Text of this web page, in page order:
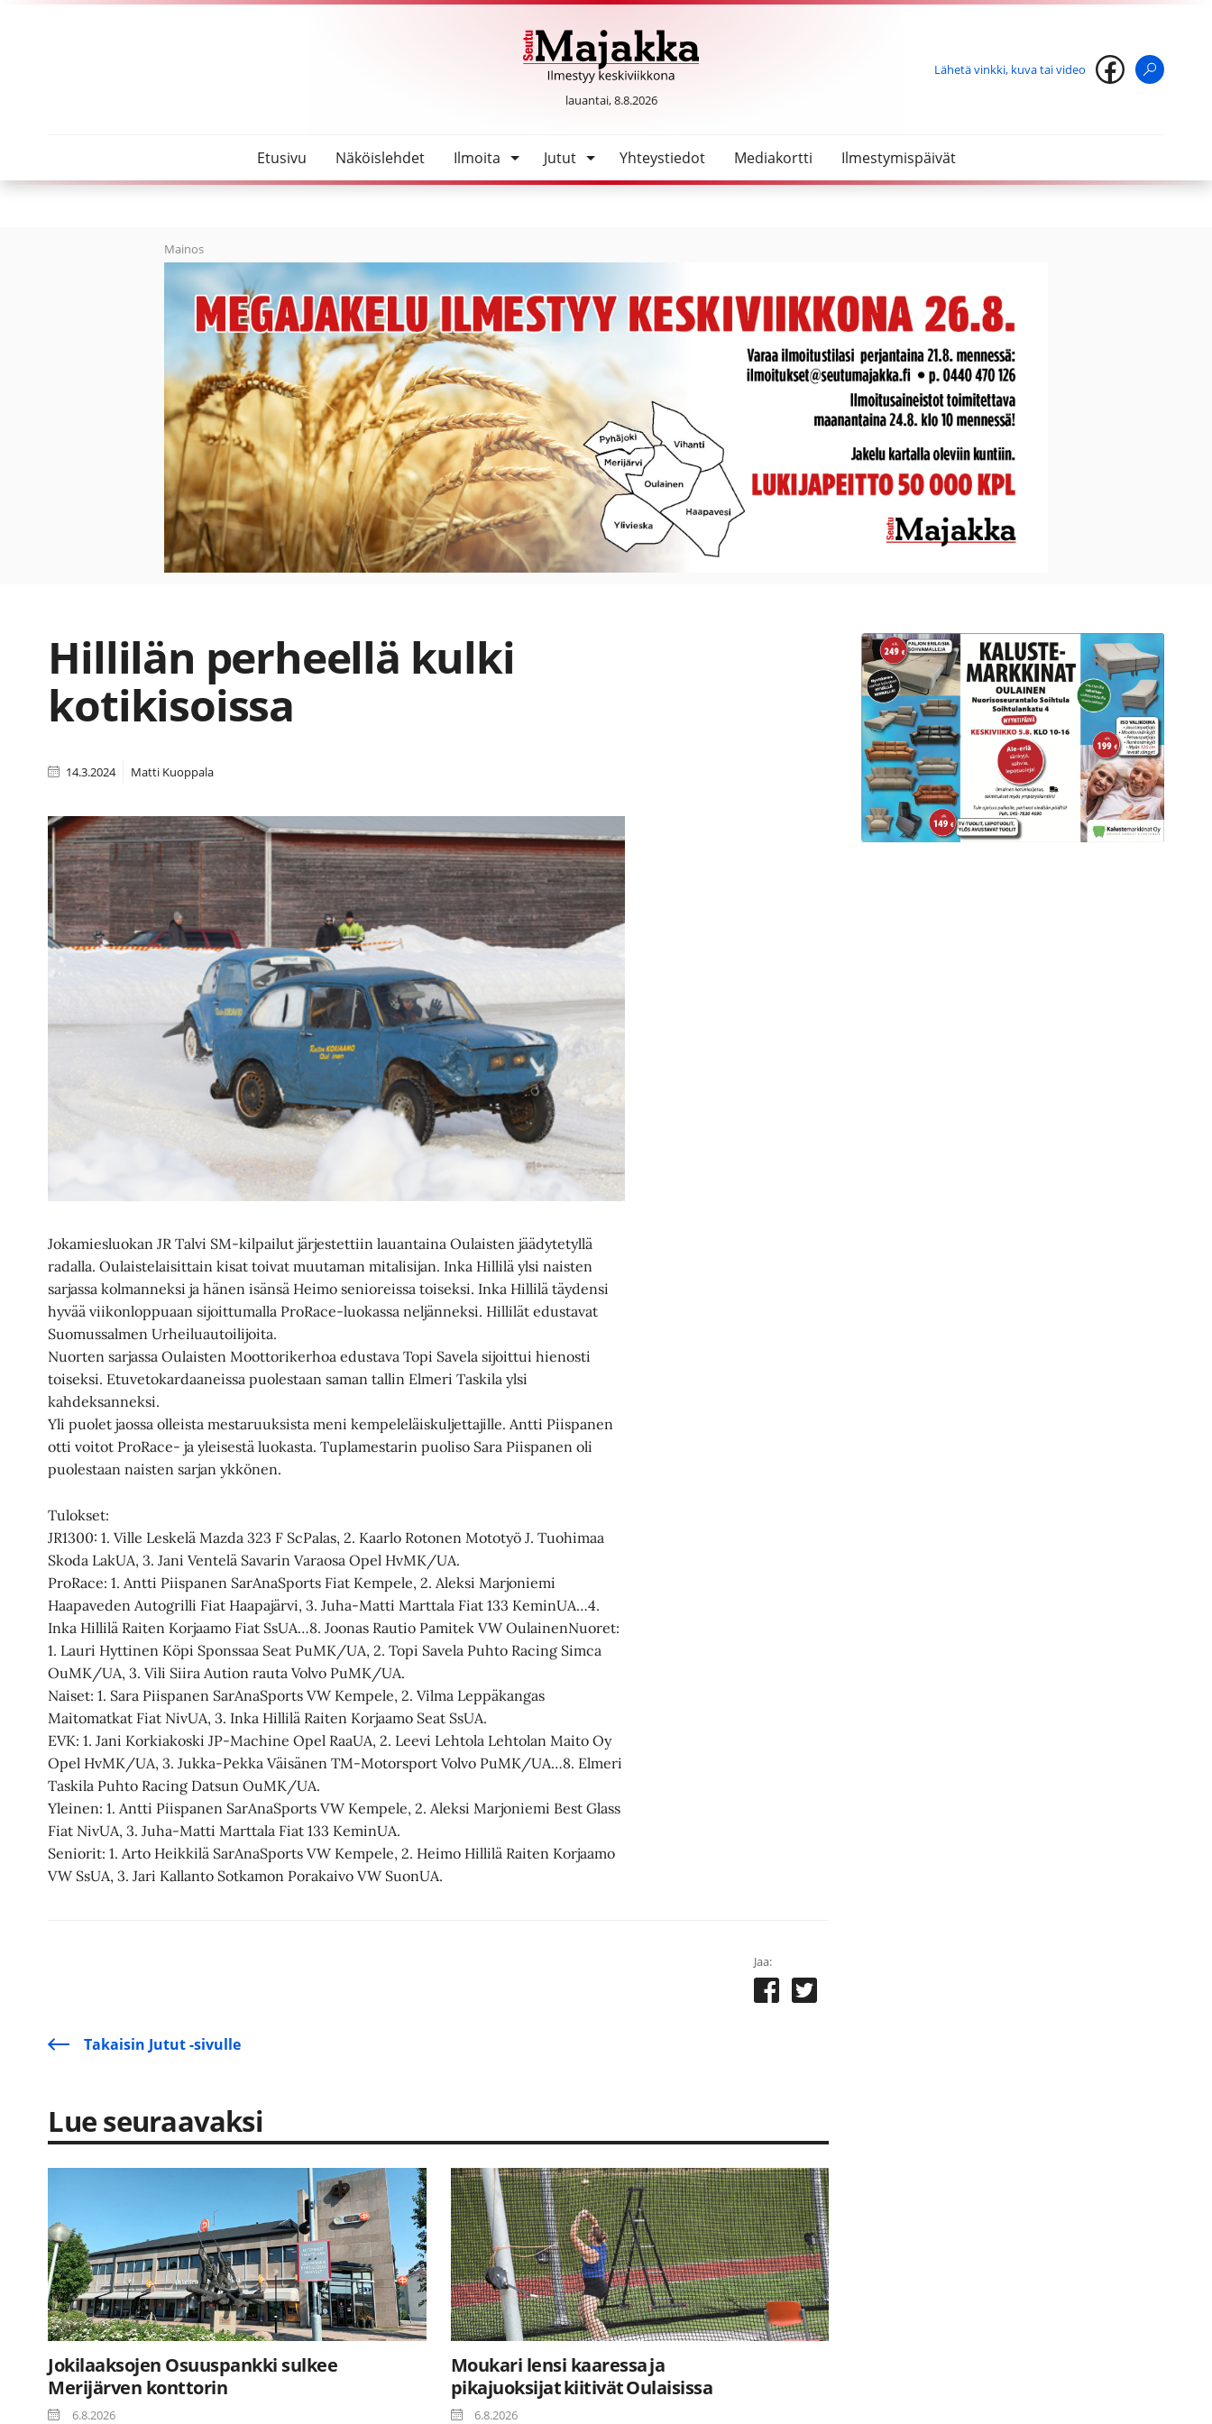
SeutuMajakka
lauantai, 8.8.2026
Lähetä vinkki, kuva tai video
Etusivu Näköislehdet Ilmoita Jutut Yhteystiedot Mediakortti Ilmestymispäivät
Mainos
Hillilän perheellä kulki
kotikisoissa
14.3.2024 Matti Kuoppala
Jokamiesluokan JR Talvi SM-kilpailut järjestettiin lauantaina Oulaisten jäädytetyllä
radalla. Oulaistelaisittain kisat toivat muutaman mitalisijan. Inka Hillilä ylsi naisten
sarjassa kolmanneksi ja hänen isänsä Heimo senioreissa toiseksi. Inka Hillilä täydensi
hyvää viikonloppuaan sijoittumalla ProRace-luokassa neljänneksi. Hillilät edustavat
Suomussalmen Urheiluautoilijoita.
Nuorten sarjassa Oulaisten Moottorikerhoa edustava Topi Savela sijoittui hienosti
toiseksi. Etuvetokardaaneissa puolestaan saman tallin Elmeri Taskila ylsi
kahdeksanneksi.
Yli puolet jaossa olleista mestaruuksista meni kempeleläiskuljettajille. Antti Piispanen
otti voitot ProRace- ja yleisestä luokasta. Tuplamestarin puoliso Sara Piispanen oli
puolestaan naisten sarjan ykkönen.
Tulokset:
JR1300: 1. Ville Leskelä Mazda 323 F ScPalas, 2. Kaarlo Rotonen Mototyö J. Tuohimaa
Skoda LakUA, 3. Jani Ventelä Savarin Varaosa Opel HvMK/UA.
ProRace: 1. Antti Piispanen SarAnaSports Fiat Kempele, 2. Aleksi Marjoniemi
Haapaveden Autogrilli Fiat Haapajärvi, 3. Juha-Matti Marttala Fiat 133 KeminUA…4.
Inka Hillilä Raiten Korjaamo Fiat SsUA…8. Joonas Rautio Pamitek VW OulainenNuoret:
1. Lauri Hyttinen Köpi Sponssaa Seat PuMK/UA, 2. Topi Savela Puhto Racing Simca
OuMK/UA, 3. Vili Siira Aution rauta Volvo PuMK/UA.
Naiset: 1. Sara Piispanen SarAnaSports VW Kempele, 2. Vilma Leppäkangas
Maitomatkat Fiat NivUA, 3. Inka Hillilä Raiten Korjaamo Seat SsUA.
EVK: 1. Jani Korkiakoski JP-Machine Opel RaaUA, 2. Leevi Lehtola Lehtolan Maito Oy
Opel HvMK/UA, 3. Jukka-Pekka Väisänen TM-Motorsport Volvo PuMK/UA…8. Elmeri
Taskila Puhto Racing Datsun OuMK/UA.
Yleinen: 1. Antti Piispanen SarAnaSports VW Kempele, 2. Aleksi Marjoniemi Best Glass
Fiat NivUA, 3. Juha-Matti Marttala Fiat 133 KeminUA.
Seniorit: 1. Arto Heikkilä SarAnaSports VW Kempele, 2. Heimo Hillilä Raiten Korjaamo
VW SsUA, 3. Jari Kallanto Sotkamon Porakaivo VW SuonUA.
Jaa:
Takaisin Jutut -sivulle
Lue seuraavaksi
Jokilaaksojen Osuuspankki sulkee
Merijärven konttorin
6.8.2026
Moukari lensi kaaressa ja
pikajuoksijat kiitivät Oulaisissa
6.8.2026